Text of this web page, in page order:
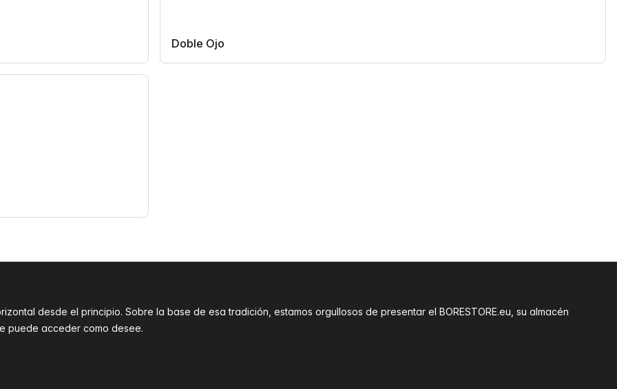
Doble Ojo
desde el principio. Sobre la base de esa tradición, estamos orgullosos de presentar el BORESTORE.eu, su almacén
puede acceder como desee.